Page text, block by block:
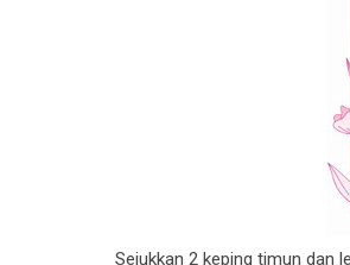
Sejukkan 2 keping timun dan